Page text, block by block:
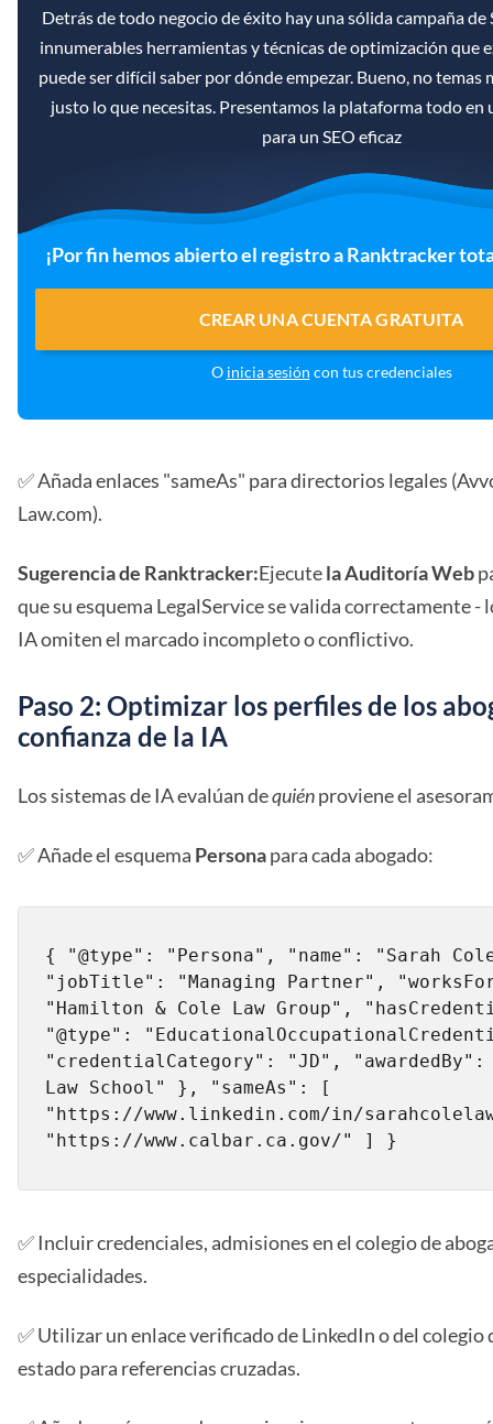
Detrás de todo negocio de éxito hay una sólida campaña de
innumerables herramientas y técnicas de optimización que
puede ser difícil saber por dónde empezar. Bueno, no temas
justo lo que necesitas. Presentamos la plataforma todo en
para un SEO eficaz
¡Por fin hemos abierto el registro a Ranktracker
CREAR UNA CUENTA GRATUITA
O inicia sesión con tus credenciales
✅ Añada enlaces "sameAs" para directorios legales
Law.com).
Sugerencia de Ranktracker:Ejecutela Auditoría Web
que su esquema LegalService se valida correctamente -
IA omiten el marcado incompleto o conflictivo.
Paso 2: Optimizar los perfiles de los
confianza de la IA
Los sistemas de IA evalúan dequiénproviene el
✅ Añade el esquema Personapara cada abogado:
{ "@type": "Persona", "name": "Sarah
"jobTitle": "Managing Partner",
"Hamilton & Cole Law Group",
"@type":
"credentialCategory": "JD",
Law School" }, "sameAs": [
"https://www.linkedin.com/in/
"https://www.calbar.ca.gov/" ] }
✅ Incluir credenciales, admisiones en el colegio de
especialidades.
✅ Utilizar un enlace verificado de LinkedIn o del colegio
estado para referencias cruzadas.